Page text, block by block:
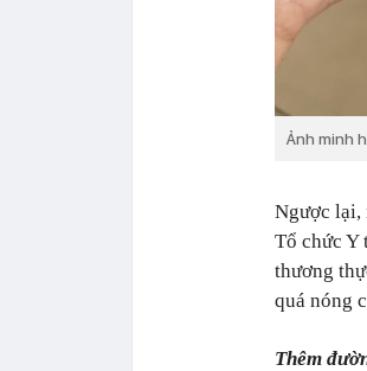
Ảnh minh
Ngược lại,
Tổ chức Y
thương
quá nóng
Thêm